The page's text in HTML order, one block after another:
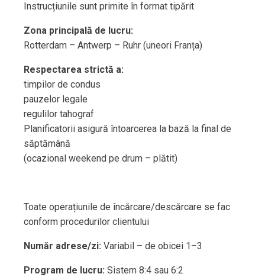
Instrucțiunile sunt primite în format tipărit
Zona principală de lucru:
Rotterdam – Antwerp – Ruhr (uneori Franța)
Respectarea strictă a:
timpilor de condus
pauzelor legale
regulilor tahograf
Planificatorii asigură întoarcerea la bază la final de
săptămână
(ocazional weekend pe drum – plătit)
Toate operațiunile de încărcare/descărcare se fac
conform procedurilor clientului
Număr adrese/zi: Variabil – de obicei 1–3
Program de lucru: Sistem 8:4 sau 6:2